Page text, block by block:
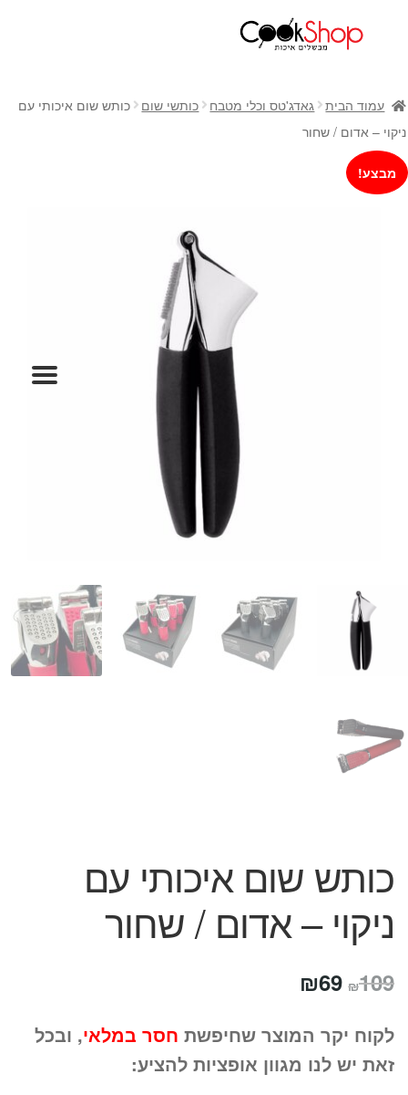
חנות
כלי בישול
סירים
מחבתות
כלי הגשה ואירוח
תשלום
עמוד הבית גאדג'טס וכלי מטבח כותשי שום
כותש שום איכותי עם
ניקוי – אדום / שחור
מבצע!
כותש שום איכותי עם
ניקוי – אדום / שחור
₪109 המחיר
היה:
₪109.
₪69
הוא:
₪69.
לקוח יקר המוצר שחיפשת חסר במלאי, ובכל
זאת יש לנו מגוון אופציות להציע: